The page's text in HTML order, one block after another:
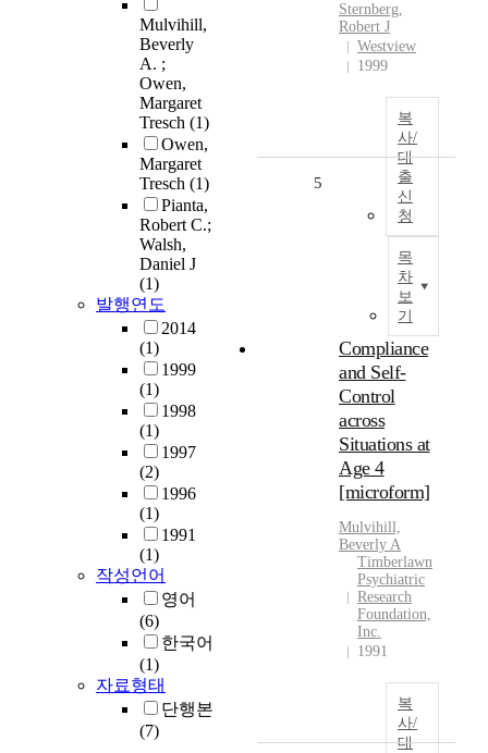
Mulvihill,
Beverly
A. ;
Owen,
Margaret
Tresch (1)
Owen,
Margaret
Tresch (1)
Pianta,
Robert C.;
Walsh,
Daniel J
(1)
발행연도
2014
(1)
1999
(1)
1998
(1)
1997
(2)
1996
(1)
1991
(1)
작성언어
영어
(6)
한국어
(1)
자료형태
단행본
(7)
Sternberg,
Robert J
Westview
1999
복
사/
대
출
신
청
목
차
보
기
5
Compliance
and Self-
Control
across
Situations at
Age 4
[microform]
Mulvihill,
Beverly A
Timberlawn
Psychiatric
Research
Foundation,
Inc.
1991
복
사/
대